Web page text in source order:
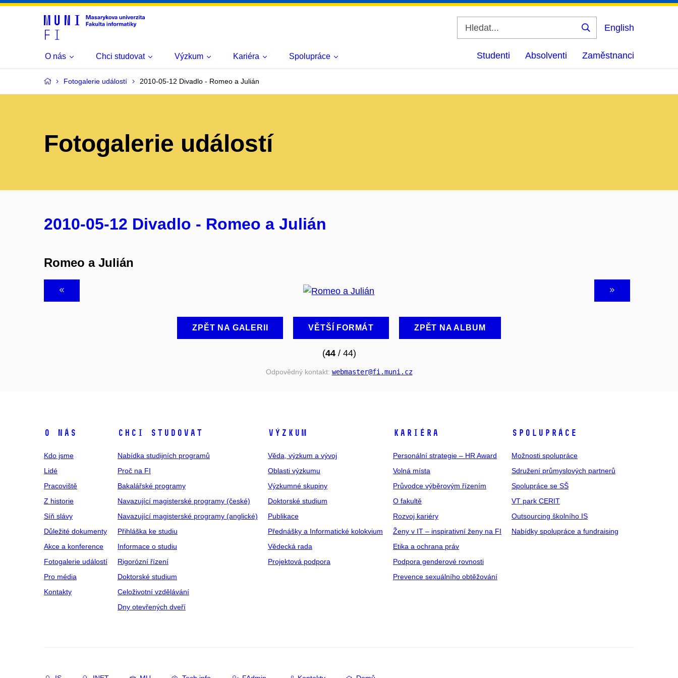
Vyhledat
English
O nás Chci studovat Výzkum Kariéra Spolupráce Studenti Absolventi Zaměstnanci
Fotogalerie událostí 2010-05-12 Divadlo - Romeo a Julián
Fotogalerie událostí
2010-05-12 Divadlo - Romeo a Julián
Romeo a Julián
ZPĚT NA GALERII VĚTŠÍ FORMÁT ZPĚT NA ALBUM
(44/ 44)
Odpovědný kontakt: webmaster@fi .muni .cz
O NÁS
Kdo jsme
Lidé
Pracoviště
Z historie
Síň slávy
Důležité dokumenty
Akce a konference
Fotogalerie událostí
Pro média
Kontakty
CHCI STUDOVAT
Nabídka studijních programů
Proč na FI
Bakalářské programy
Navazující magisterské programy (české)
Navazující magisterské programy (anglické)
Přihláška ke studiu
Informace o studiu
Rigorózní řízení
Doktorské studium
Celoživotní vzdělávání
Dny otevřených dveří
VÝZKUM
Věda, výzkum a vývoj
Oblasti výzkumu
Výzkumné skupiny
Doktorské studium
Publikace
Přednášky a Informatické kolokvium
Vědecká rada
Projektová podpora
KARIÉRA
Personální strategie – HR Award
Volná místa
Průvodce výběrovým řízením
O fakultě
Rozvoj kariéry
Ženy v IT – inspirativní ženy na FI
Etika a ochrana práv
Podpora genderové rovnosti
Prevence sexuálního obtěžování
SPOLUPRÁCE
Možnosti spolupráce
Sdružení průmyslových partnerů
Spolupráce se SŠ
VT park CERIT
Outsourcing školního IS
Nabídky spolupráce a fundraising